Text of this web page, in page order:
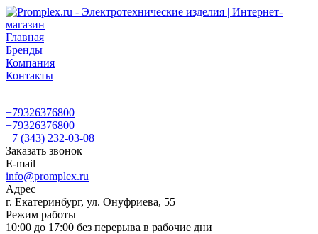
Главная
Бренды
Компания
Контакты
+79326376800
+79326376800
+7 (343) 232-03-08
Заказать звонок
E-mail
info@promplex.ru
Адрес
г. Екатеринбург, ул. Онуфриева, 55
Режим работы
10:00 до 17:00 без перерыва в рабочие дни